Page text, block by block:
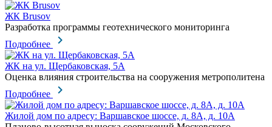
ЖК Brusov
Разработка программы геотехнического мониторинга
Подробнее
ЖК на ул. Щербаковская, 5А
Оценка влияния строительства на сооружения метрополитена
Подробнее
Жилой дом по адресу: Варшавское шоссе, д. 8А, д. 10А